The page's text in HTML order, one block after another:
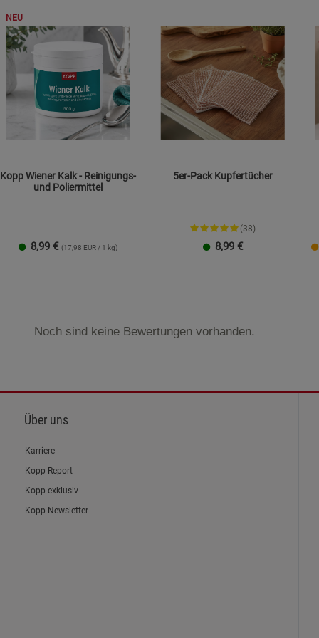
NEU
Kopp Wiener Kalk - Reinigungs-
und Poliermittel
8,99 € (17,98 EUR / 1 kg)
5er-Pack Kupfertücher
(38)
8,99 €
Noch sind keine Bewertungen vorhanden.
Über uns
Karriere
Kopp Report
Kopp exklusiv
Kopp Newsletter